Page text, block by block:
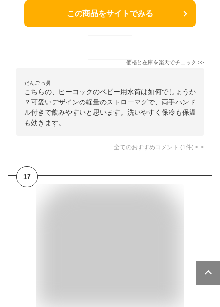
この商品をサイトでみる
価格と在庫を楽天でチェック >>
だんごっ鼻
こちらの、ピーコックのベビー用水筒は如何でしょうか
？可愛いデザインの軽量のストローマグで、両手ハンド
ル付きで飲みやすいと思います。洗いやすく保冷も保温
も効きます。
全てのおすすめコメント (1 件) >
17